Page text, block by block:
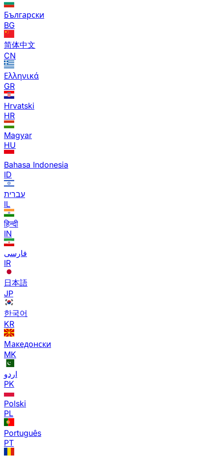
Български
BG
简体中文
CN
Ελληνικά
GR
Hrvatski
HR
Magyar
HU
Bahasa Indonesia
ID
עברית
IL
हिन्दी
IN
فارسی
IR
日本語
JP
한국어
KR
Македонски
MK
اردو
PK
Polski
PL
Português
PT